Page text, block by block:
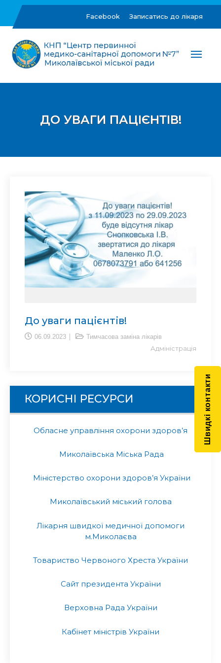
content
Facebook Записатись до лікаря
ЦПМСД №7 м.Миколаїв
первинної медико-санітарної допомоги №7"
ДО УВАГИ ПАЦІЄНТІВ!
До уваги пацієнтів!
06.09.2023 Тимчасова заміна лікарів
Адміністрація
КОРИСНІ РЕСУРСИ
Обласне управління охорони здоров’я
Миколаївська Міська Рада
Міністерство охорони здоров’я України
Миколаївський міський голова
Лікарня швидкої медичної допомоги
м.Миколаєва
Товариство Червоного Хреста України
Сайт президента України
Верховна Рада України
Кабінет міністрів України
Швидкі контакти